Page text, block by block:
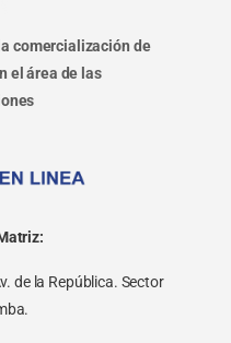
comercialización de
el área de las
de la República. Sector